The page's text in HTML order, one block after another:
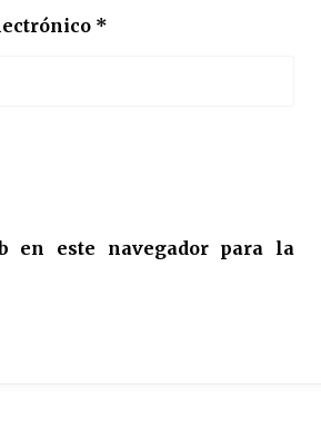
*
en este navegador para la